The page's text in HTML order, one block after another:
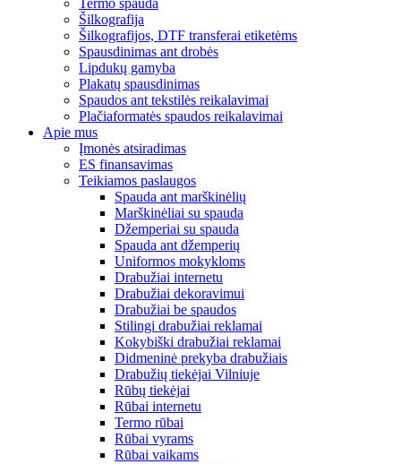
Termo spauda
Šilkografija
Šilkografijos, DTF transferai etiketėms
Spausdinimas ant drobės
Lipdukų gamyba
Plakatų spausdinimas
Spaudos ant tekstilės reikalavimai
Plačiaformatės spaudos reikalavimai
Apie mus
Įmonės atsiradimas
ES finansavimas
Teikiamos paslaugos
Spauda ant marškinėlių
Marškinėliai su spauda
Džemperiai su spauda
Spauda ant džemperių
Uniformos mokykloms
Drabužiai internetu
Drabužiai dekoravimui
Drabužiai be spaudos
Stilingi drabužiai reklamai
Kokybiški drabužiai reklamai
Didmeninė prekyba drabužiais
Drabužių tiekėjai Vilniuje
Rūbų tiekėjai
Rūbai internetu
Termo rūbai
Rūbai vyrams
Rūbai vaikams